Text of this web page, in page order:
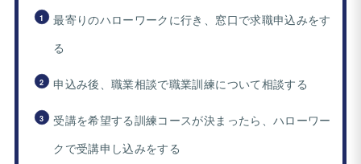
最寄りのハローワークに行き、窓口で求職申込みをす
る
申込み後、職業相談で職業訓練について相談する
受講を希望する訓練コースが決まったら、ハローワー
クで受講申し込みをする